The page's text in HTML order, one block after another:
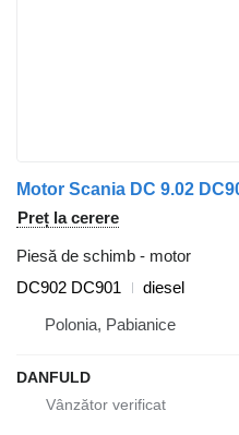
Preț la cerere
Piesă de schimb - motor
DC902 DC901
diesel
Polonia, Pabianice
DANFULD